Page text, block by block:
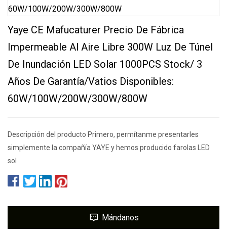
Yaye CE Mafucaturer Precio De Fábrica
Impermeable Al Aire Libre 300W Luz De Túnel
De Inundación LED Solar 1000PCS Stock/ 3
Años De Garantía/Vatios Disponibles:
60W/100W/200W/300W/800W
Descripción del producto Primero, permítanme presentarles
simplemente la compañía YAYE y hemos producido farolas LED
sol
Mándanos